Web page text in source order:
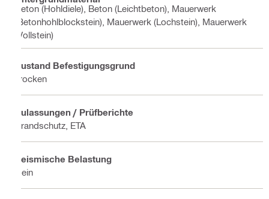
Beton (Hohldiele), Beton (Leichtbeton), Mauerwerk
(Betonhohlblockstein), Mauerwerk (Lochstein), Mauerwerk
(Vollstein)
Zustand Befestigungsgrund
Trocken
Zulassungen / Prüfberichte
Brandschutz, ETA
Seismische Belastung
Nein